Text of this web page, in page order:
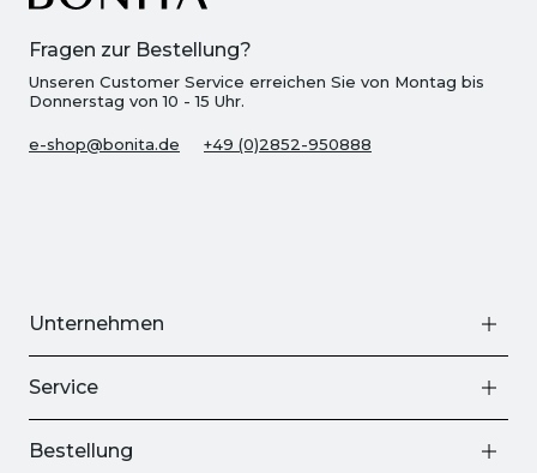
Fragen zur Bestellung?
Unseren Customer Service erreichen Sie von Montag bis
Donnerstag von 10 - 15 Uhr.
e-shop@bonita.de +49 (0)2852-950888
Unternehmen
Service
Bestellung